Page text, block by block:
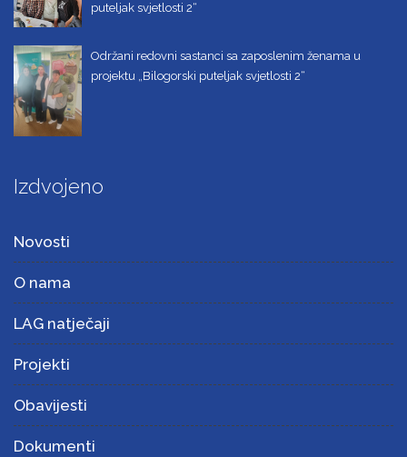
puteljak svjetlosti 2“
Održani redovni sastanci sa zaposlenim ženama u
projektu „Bilogorski puteljak svjetlosti 2“
Izdvojeno
Novosti
O nama
LAG natječaji
Projekti
Obavijesti
Dokumenti